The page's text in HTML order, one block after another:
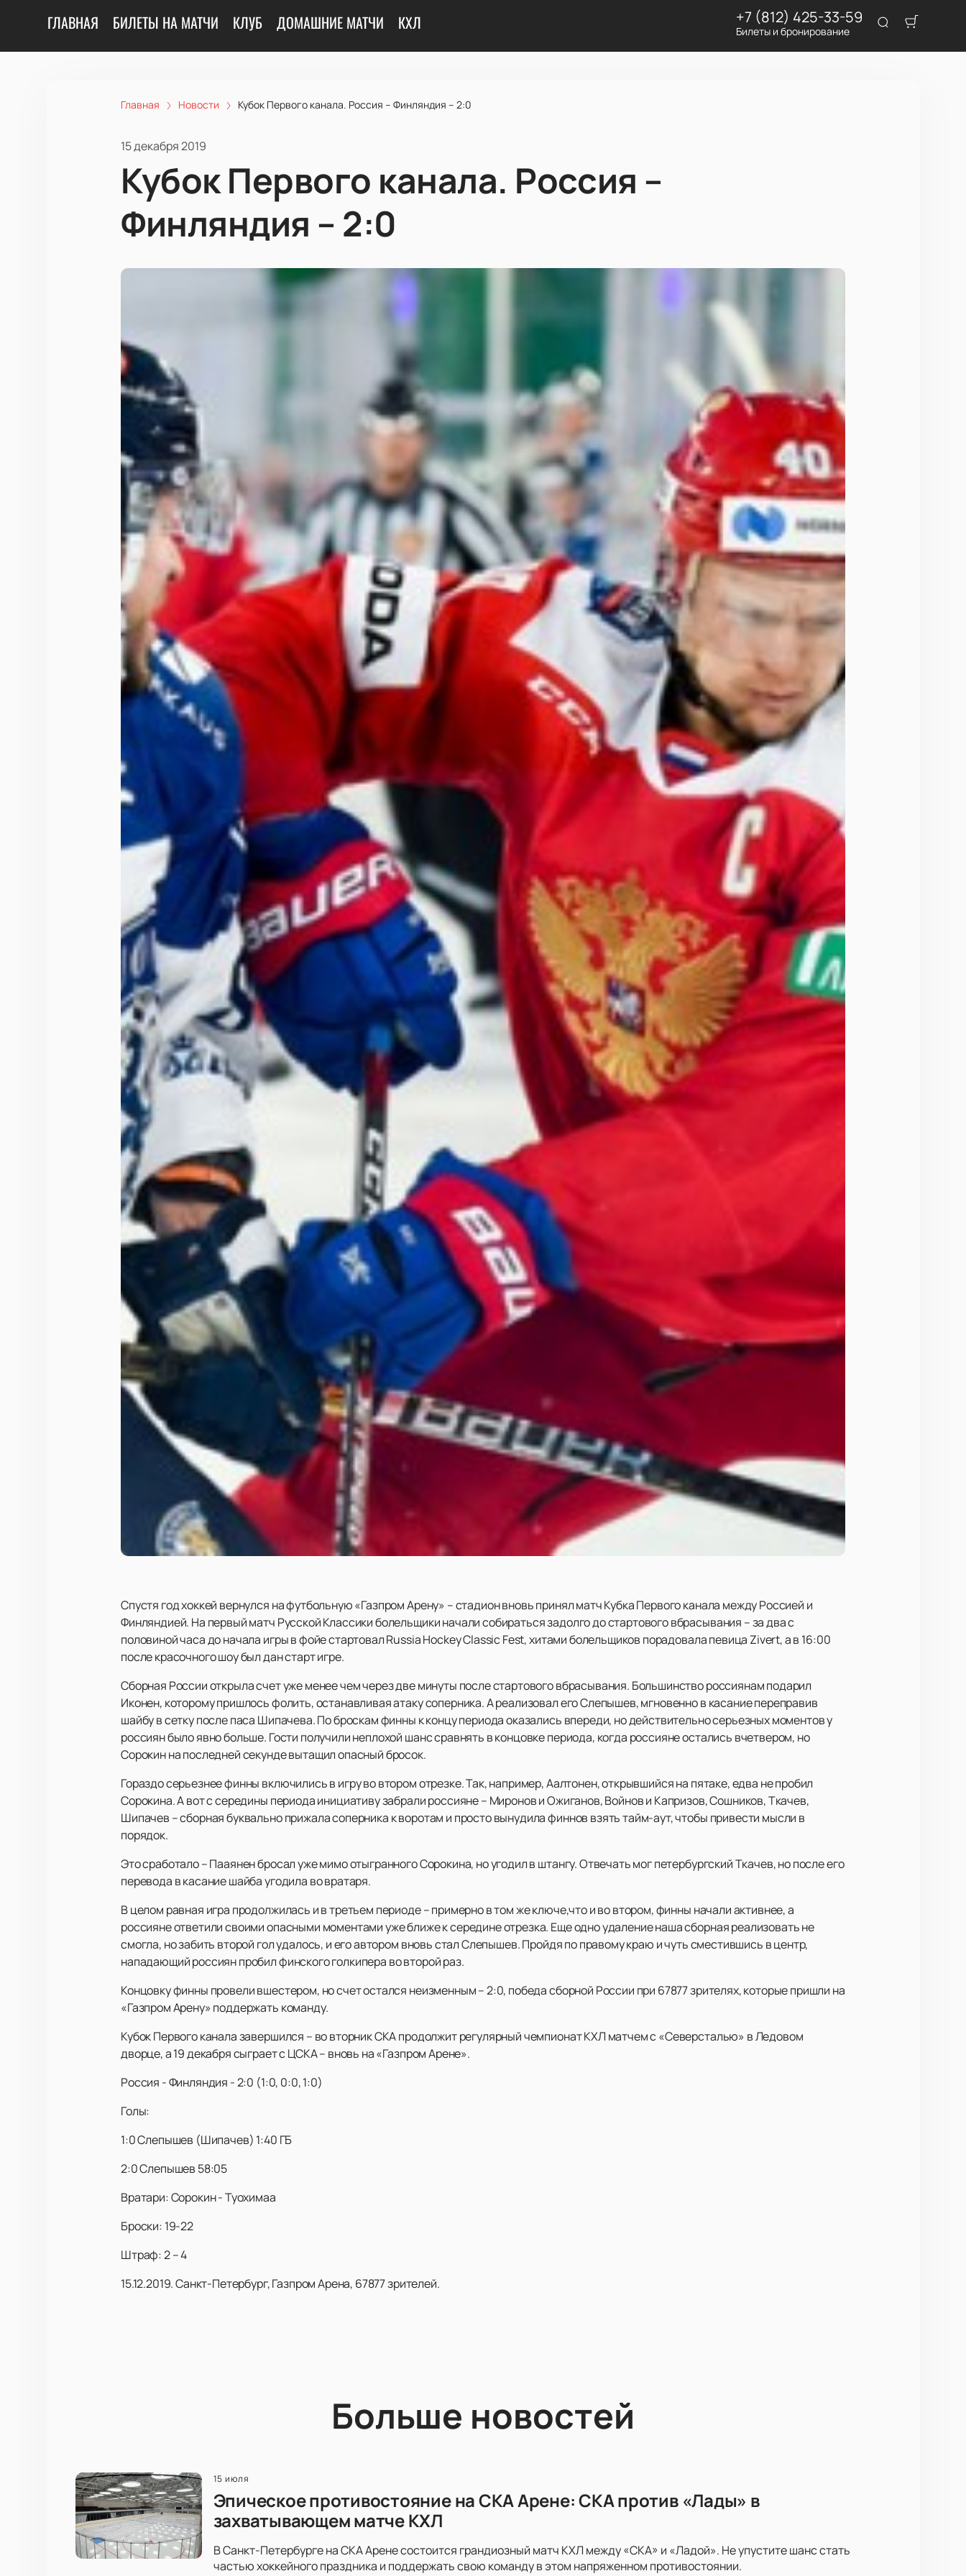
ГЛАВНАЯ БИЛЕТЫ НА МАТЧИ КЛУБ ДОМАШНИЕ МАТЧИ КХЛ +7 (812) 425-33-59
Билеты и бронирование
Главная Новости Кубок Первого канала. Россия – Финляндия – 2:0
15 декабря 2019
Кубок Первого канала. Россия –
Финляндия – 2:0
Спустя год хоккей вернулся на футбольную «Газпром Арену» – стадион вновь принял матч Кубка Первого канала между Россией и
Финляндией. На первый матч Русской Классики болельщики начали собираться задолго до стартового вбрасывания – за два с
половиной часа до начала игры в фойе стартовал Russia Hockey Classic Fest, хитами болельщиков порадовала певица Zivert, а в 16:00
после красочного шоу был дан старт игре.
Сборная России открыла счет уже менее чем через две минуты после стартового вбрасывания. Большинство россиянам подарил
Иконен, которому пришлось фолить, останавливая атаку соперника. А реализовал его Слепышев, мгновенно в касание переправив
шайбу в сетку после паса Шипачева. По броскам финны к концу периода оказались впереди, но действительно серьезных моментов у
россиян было явно больше. Гости получили неплохой шанс сравнять в концовке периода, когда россияне остались вчетвером, но
Сорокин на последней секунде вытащил опасный бросок.
Гораздо серьезнее финны включились в игру во втором отрезке. Так, например, Аалтонен, открывшийся на пятаке, едва не пробил
Сорокина. А вот с середины периода инициативу забрали россияне – Миронов и Ожиганов, Войнов и Капризов, Сошников, Ткачев,
Шипачев – сборная буквально прижала соперника к воротам и просто вынудила финнов взять тайм-аут, чтобы привести мысли в
порядок.
Это сработало – Пааянен бросал уже мимо отыгранного Сорокина, но угодил в штангу. Отвечать мог петербургский Ткачев, но после его
перевода в касание шайба угодила во вратаря.
В целом равная игра продолжилась и в третьем периоде – примерно в том же ключе,что и во втором, финны начали активнее, а
россияне ответили своими опасными моментами уже ближе к середине отрезка. Еще одно удаление наша сборная реализовать не
смогла, но забить второй гол удалось, и его автором вновь стал Слепышев. Пройдя по правому краю и чуть сместившись в центр,
нападающий россиян пробил финского голкипера во второй раз.
Концовку финны провели вшестером, но счет остался неизменным – 2:0, победа сборной России при 67877 зрителях, которые пришли на
«Газпром Арену» поддержать команду.
Кубок Первого канала завершился – во вторник СКА продолжит регулярный чемпионат КХЛ матчем с «Северсталью» в Ледовом
дворце, а 19 декабря сыграет с ЦСКА – вновь на «Газпром Арене».
Россия - Финляндия - 2:0 (1:0, 0:0, 1:0)
Голы:
1:0 Слепышев (Шипачев) 1:40 ГБ
2:0 Слепышев 58:05
Вратари: Сорокин - Туохимаа
Броски: 19-22
Штраф: 2 – 4
15.12.2019. Санкт-Петербург, Газпром Арена, 67877 зрителей.
Больше новостей
15 июля
Эпическое противостояние на СКА Арене: СКА против «Лады» в
захватывающем матче КХЛ
В Санкт-Петербурге на СКА Арене состоится грандиозный матч КХЛ между «СКА» и «Ладой». Не упустите шанс стать
частью хоккейного праздника и поддержать свою команду в этом напряженном противостоянии.